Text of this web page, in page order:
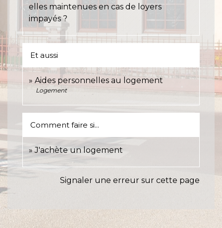
elles maintenues en cas de loyers
impayés ?
Et aussi
Aides personnelles au logement
Logement
Comment faire si...
J'achète un logement
Signaler une erreur sur cette page